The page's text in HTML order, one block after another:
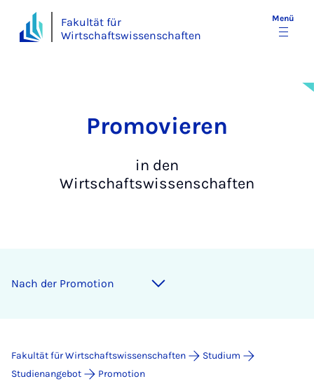
Fakultät für
Wirtschaftswissenschaften
Menü
Pro­mo­vie­ren
in den
Wirtschaftswissenschaften
Nach der Promotion
Fakultät für Wirtschaftswissenschaften
Studium
Studienangebot
Promotion